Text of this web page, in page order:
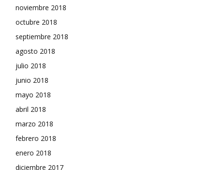
noviembre 2018
octubre 2018
septiembre 2018
agosto 2018
julio 2018
junio 2018
mayo 2018
abril 2018
marzo 2018
febrero 2018
enero 2018
diciembre 2017